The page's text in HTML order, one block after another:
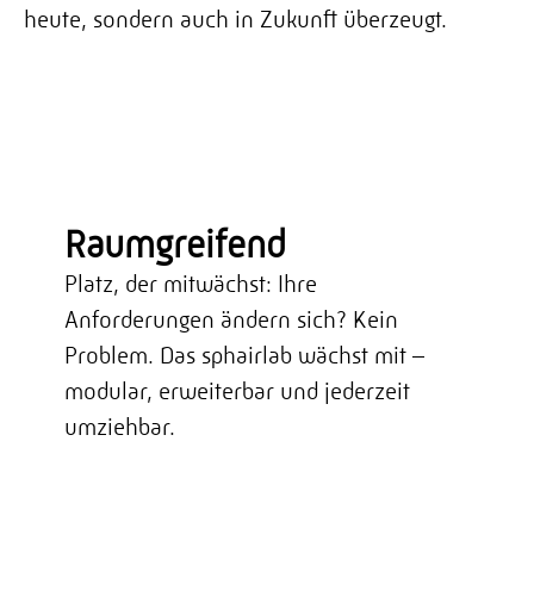
heute, sondern auch in Zukunft überzeugt.
Raumgreifend
Platz, der mitwächst: Ihre
Anforderungen ändern sich? Kein
Problem. Das sphairlab wächst mit –
modular, erweiterbar und jederzeit
umziehbar.